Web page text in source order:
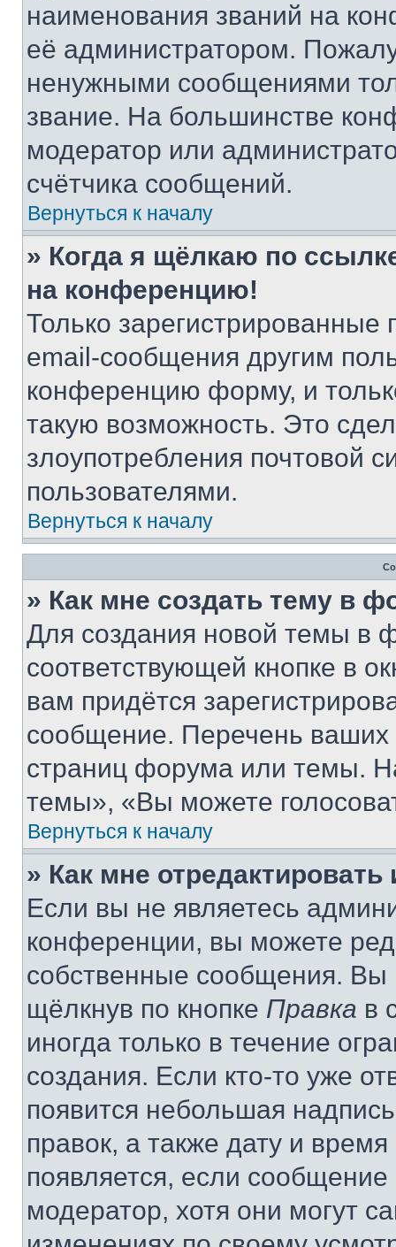
наименования званий на
её администратором.
ненужными сообщениями
звание. На большинстве
модератор или
счётчика сообщений.
Вернуться к началу
» Когда я щёлкаю по
на конференцию!
Только зарегистрированные
email-сообщения другим
конференцию форму, и
такую возможность. Это
злоупотребления почтовой
пользователями.
Вернуться к началу
» Как мне создать тему в
Для создания новой темы в
соответствующей кнопке в
вам придётся
сообщение. Перечень ваших
страниц форума или темы.
темы», «Вы можете
Вернуться к началу
» Как мне
Если вы не являетесь
конференции, вы можете
собственные сообщения. Вы
щёлкнув по кнопке Правка в
иногда только в течение
создания. Если кто-то уже
появится небольшая
правок, а также дату и
появляется, если
модератор, хотя они могут